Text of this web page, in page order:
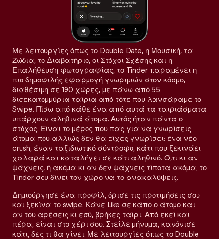
Με λειτουργίες όπως το Double Date, η Μουσική, τα
Ζώδια, το Διαβατήριο, οι Στόχοι Σχέσης και η
Επαλήθευση φωτογραφίας, το Tinder παραμένει η
πιο δημοφιλής εφαρμογή γνωριμιών στον κόσμο,
διαθέσιμη σε 190 χώρες, με πάνω από 55
δισεκατομμύρια ταίρια από τότε που λανσάραμε το
Swipe. Πίσω από κάθε ένα από αυτά τα ταιριάσματα
υπάρχουν αληθινά άτομα. Αυτός ήταν πάντα ο
στόχος. Είναι το μέρος που πας για να γνωρίσεις
άτομα που αλλιώς δεν θα είχες γνωρίσει: ένα νέο
crush, έναν ταξιδιωτικό σύντροφο, κάτι που ξεκινάει
χαλαρά και καταλήγει σε κάτι αληθινό. Ό,τι κι αν
ψάχνεις, ή ακόμα κι αν δεν ψάχνεις τίποτα ακόμα, το
Tinder σου δίνει τον χώρο να το ανακαλύψεις.
Δημιούργησε ένα προφίλ, όρισε τις προτιμήσεις σου
και ξεκίνα το swipe. Κάνε Like σε κάποιο άτομο και
αν του αρέσεις κι εσύ, βρήκες ταίρι. Από εκεί και
πέρα, είναι στο χέρι σου. Στείλε μήνυμα, κανόνισε
κάτι, δες τι θα γίνει. Με λειτουργίες όπως το Double